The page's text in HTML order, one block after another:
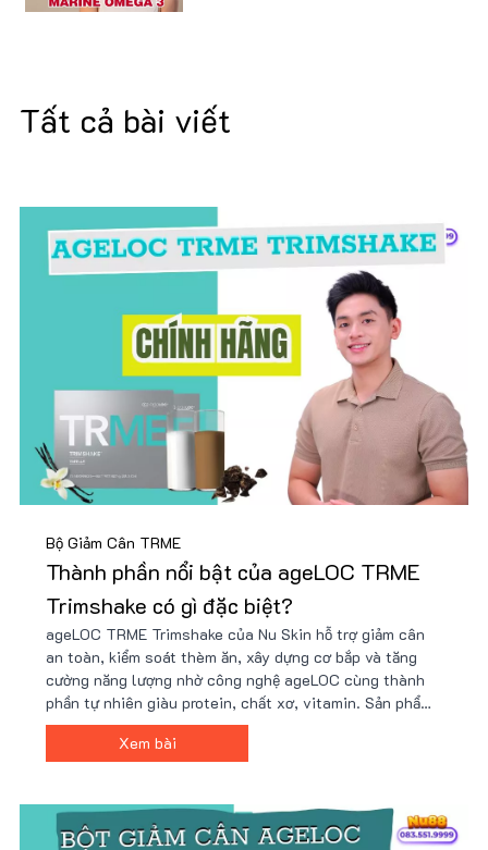
Tất cả bài viết
Bộ Giảm Cân TRME
Thành phần nổi bật của ageLOC TRME
Trimshake có gì đặc biệt?
ageLOC TRME Trimshake của Nu Skin hỗ trợ giảm cân
an toàn, kiểm soát thèm ăn, xây dựng cơ bắp và tăng
cường năng lượng nhờ công nghệ ageLOC cùng thành
phần tự nhiên giàu protein, chất xơ, vitamin. Sản phẩm
tiện lợi, dễ sử dụng, phù hợp lối sống bận rộn và mục
tiêu sức khỏe. Giá ưu đãi tại Nu88!
Xem bài